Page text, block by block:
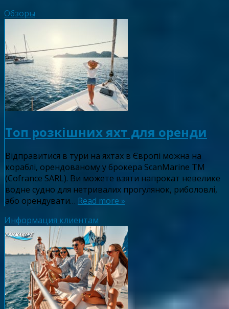
Обзоры
Топ розкішних яхт для оренди
Відправитися в тури на яхтах в Європі можна на
кораблі, орендованому у брокера ScanMarine TM
(Cofrance SARL). Ви можете взяти напрокат невелике
водне судно для нетривалих прогулянок, риболовлі,
або орендувати… Read more »
Информация клиентам